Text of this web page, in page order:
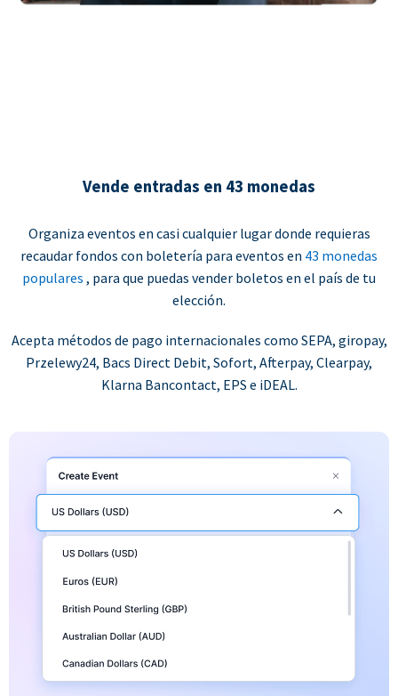
Vende entradas en 43 monedas
Organiza eventos en casi cualquier lugar donde requieras
recaudar fondos con boletería para eventos en 43 monedas
populares , para que puedas vender boletos en el país de tu
elección.
Acepta métodos de pago internacionales como SEPA, giropay,
Przelewy24, Bacs Direct Debit, Sofort, Afterpay, Clearpay,
Klarna Bancontact, EPS e iDEAL.